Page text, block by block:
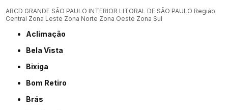
ABCD GRANDE SÃO PAULO INTERIOR LITORAL DE SÃO PAULO Região
Central Zona Leste Zona Norte Zona Oeste Zona Sul
Aclimação
Bela Vista
Bixiga
Bom Retiro
Brás